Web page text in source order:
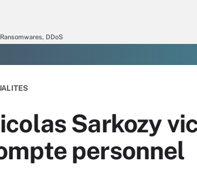
DDoS
Sarkozy
personnel